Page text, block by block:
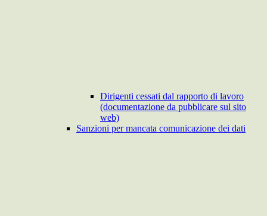
Dirigenti cessati dal rapporto di lavoro
(documentazione da pubblicare sul sito
web)
Sanzioni per mancata comunicazione dei dati